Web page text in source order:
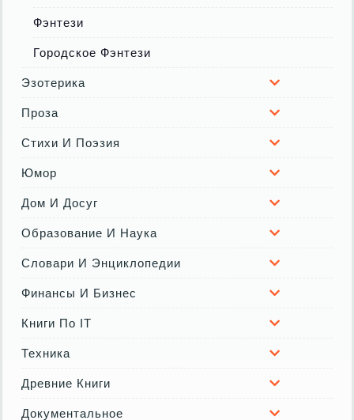
Фэнтези
Городское Фэнтези
Эзотерика
Проза
Стихи И Поэзия
Юмор
Дом И Досуг
Образование И Наука
Словари И Энциклопедии
Финансы И Бизнес
Книги По IT
Техника
Древние Книги
Документальное